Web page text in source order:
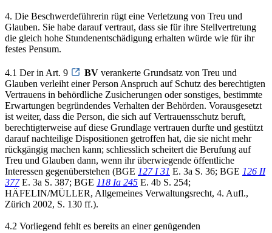
4. Die Beschwerdeführerin rügt eine Verletzung von Treu und
Glauben. Sie habe darauf vertraut, dass sie für ihre Stellvertretung
die gleich hohe Stundenentschädigung erhalten würde wie für ihr
festes Pensum.
4.1 Der in Art. 9 BV verankerte Grundsatz von Treu und
Glauben verleiht einer Person Anspruch auf Schutz des berechtigten
Vertrauens in behördliche Zusicherungen oder sonstiges, bestimmte
Erwartungen begründendes Verhalten der Behörden. Vorausgesetzt
ist weiter, dass die Person, die sich auf Vertrauensschutz beruft,
berechtigterweise auf diese Grundlage vertrauen durfte und gestützt
darauf nachteilige Dispositionen getroffen hat, die sie nicht mehr
rückgängig machen kann; schliesslich scheitert die Berufung auf
Treu und Glauben dann, wenn ihr überwiegende öffentliche
Interessen gegenüberstehen (BGE 127 I 31 E. 3a S. 36; BGE 126 II
377E. 3a S. 387; BGE 118 Ia 245 E. 4b S. 254;
HÄFELIN/MÜLLER, Allgemeines Verwaltungsrecht, 4. Aufl.,
Zürich 2002, S. 130 ff.).
4.2 Vorliegend fehlt es bereits an einer genügenden